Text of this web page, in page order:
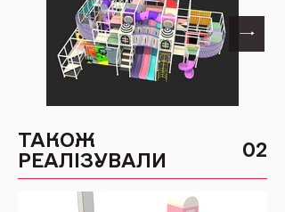
ТАКОЖ
РЕАЛІЗУВАЛИ
02